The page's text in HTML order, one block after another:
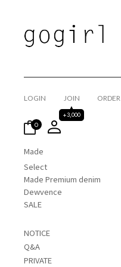
LOGIN
JOIN
+3,000
ORDER
0
Made
Select
Made Premium denim
Dewvence
SALE
NOTICE
Q&A
PRIVATE